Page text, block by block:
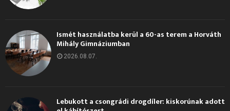
Ismét használatba kerül a 60-as terem a Horváth
Mihály Gimnáziumban
2026.08.07.
Lebukott a csongrádi drogdíler: kiskorúnak adott